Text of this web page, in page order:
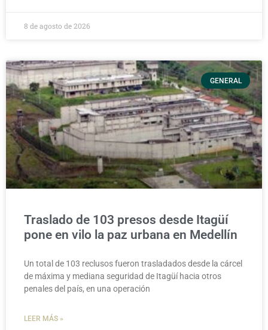
8 de agosto de 2026
GENERAL
Traslado de 103 presos desde Itagüí
pone en vilo la paz urbana en Medellín
Un total de 103 reclusos fueron trasladados desde la cárcel
de máxima y mediana seguridad de Itagüí hacia otros
penales del país, en una operación
LEER MÁS »